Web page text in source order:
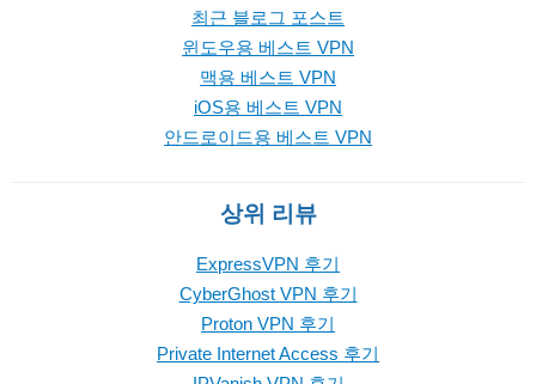
최근 블로그 포스트
윈도우용 베스트 VPN
맥용 베스트 VPN
iOS용 베스트 VPN
안드로이드용 베스트 VPN
상위 리뷰
ExpressVPN 후기
CyberGhost VPN 후기
Proton VPN 후기
Private Internet Access 후기